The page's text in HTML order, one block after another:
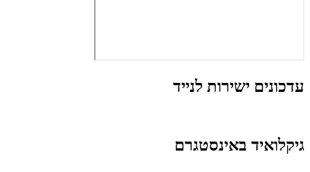
עדכונים ישירות לנייד
גיקלואיד באינסטגרם